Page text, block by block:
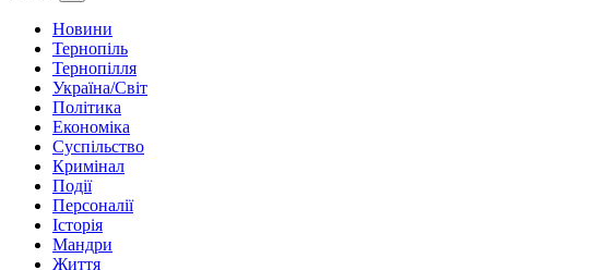
Новини
Тернопіль
Тернопілля
Україна/Світ
Політика
Економіка
Суспільство
Кримінал
Події
Персоналії
Історія
Мандри
Життя